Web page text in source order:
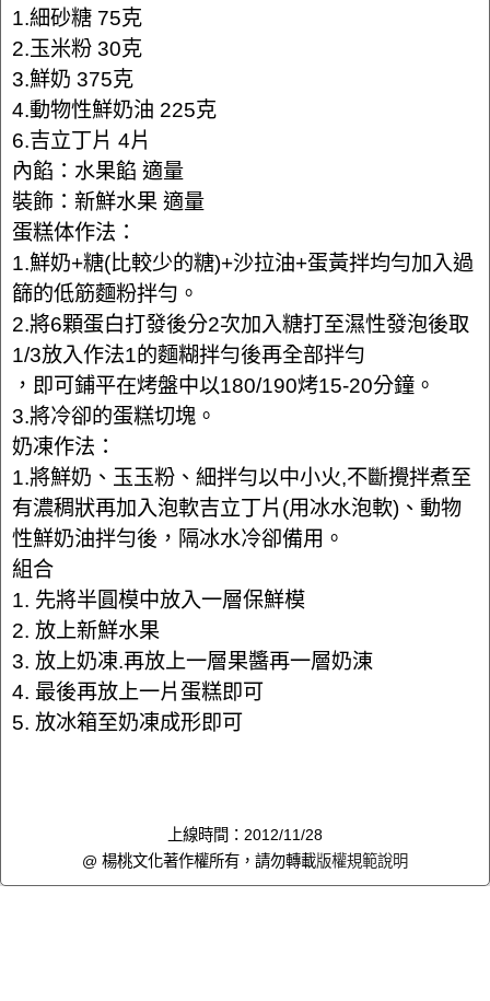
1.細砂糖 75克
2.玉米粉 30克
3.鮮奶 375克
4.動物性鮮奶油 225克
6.吉立丁片 4片
內餡：水果餡 適量
裝飾：新鮮水果 適量
蛋糕体作法：
1.鮮奶+糖(比較少的糖)+沙拉油+蛋黃拌均勻加入過
篩的低筋麵粉拌勻。
2.將6顆蛋白打發後分2次加入糖打至濕性發泡後取
1/3放入作法1的麵糊拌勻後再全部拌勻
，即可鋪平在烤盤中以180/190烤15-20分鐘。
3.將冷卻的蛋糕切塊。
奶凍作法：
1.將鮮奶、玉玉粉、細拌勻以中小火,不斷攪拌煮至
有濃稠狀再加入泡軟吉立丁片(用冰水泡軟)、動物
性鮮奶油拌勻後，隔冰水冷卻備用。
組合
1. 先將半圓模中放入一層保鮮模
2. 放上新鮮水果
3. 放上奶凍.再放上一層果醬再一層奶涷
4. 最後再放上一片蛋糕即可
5. 放冰箱至奶凍成形即可
上線時間：2012/11/28
@ 楊桃文化著作權所有，請勿轉載版權規範說明